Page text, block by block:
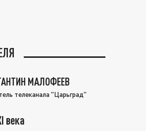
МАЛОФЕЕВ
телеканала "Царьград"
века